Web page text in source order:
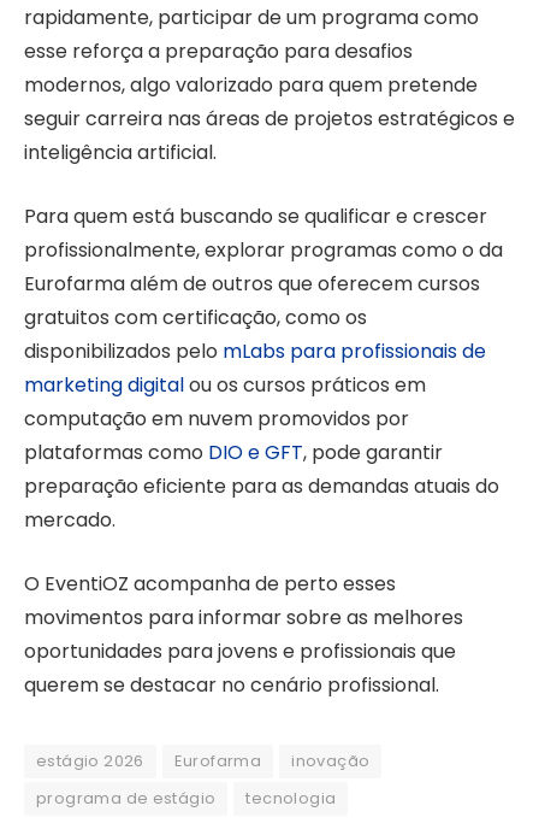
rapidamente, participar de um programa como
esse reforça a preparação para desafios
modernos, algo valorizado para quem pretende
seguir carreira nas áreas de projetos estratégicos e
inteligência artificial.
Para quem está buscando se qualificar e crescer
profissionalmente, explorar programas como o da
Eurofarma além de outros que oferecem cursos
gratuitos com certificação, como os
disponibilizados pelo mLabs para profissionais de
marketing digitalou os cursos práticos em
computação em nuvem promovidos por
plataformas como DIO e GFT, pode garantir
preparação eficiente para as demandas atuais do
mercado.
O EventiOZ acompanha de perto esses
movimentos para informar sobre as melhores
oportunidades para jovens e profissionais que
querem se destacar no cenário profissional.
estágio 2026 Eurofarma
inovação
programa de estágio
tecnologia